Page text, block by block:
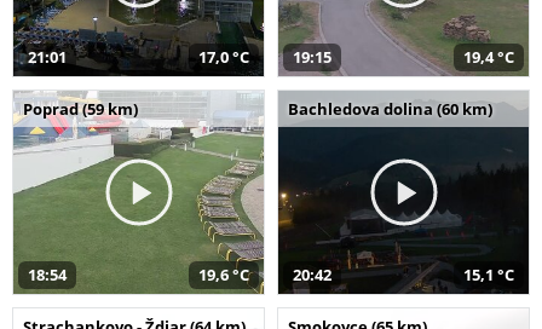
21:01 17,0 °C 19:15 19,4 °C
Poprad (59 km)
18:54 19,6 °C
Bachledova dolina (60 km)
20:42 15,1 °C